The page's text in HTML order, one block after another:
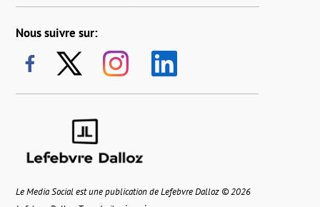
Nous suivre sur:
Le Media Social est une publication de Lefebvre Dalloz © 2026